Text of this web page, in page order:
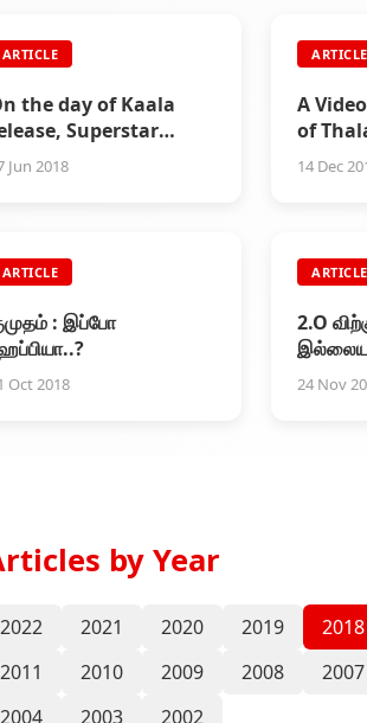
ARTICLE
the day of Kaala
Superstar
begins
shooting for Karthik
Jun 2018
ARTICLE
A
of
14 Dec
ARTICLE
: இப்போ
Oct 2018
ARTICLE
2.O
24 Nov
by Year
2022 2021 2020 2019
2018
2011 2010 2009 2008
2007
2004
2003 2002